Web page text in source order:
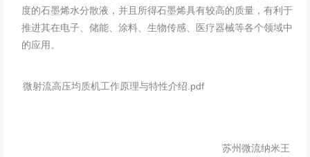
度的石墨烯水分散液，并且所得石墨烯具有较高的质量，有利于
推进其在电子、储能、涂料、生物传感、医疗器械等各个领域中
的应用。
微射流高压均质机工作原理与特性介绍.pdf
苏州微流纳米王